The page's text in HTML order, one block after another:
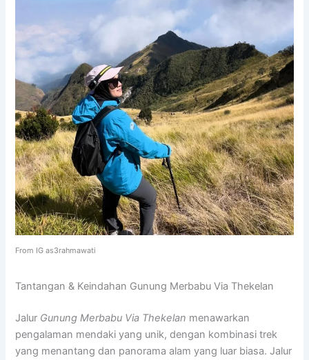
From IG as3rahmawati
Tantangan & Keindahan Gunung Merbabu Via Thekelan
Jalur Gunung Merbabu Via Thekelan menawarkan
pengalaman mendaki yang unik, dengan kombinasi trek
yang menantang dan panorama alam yang luar biasa. Jalur